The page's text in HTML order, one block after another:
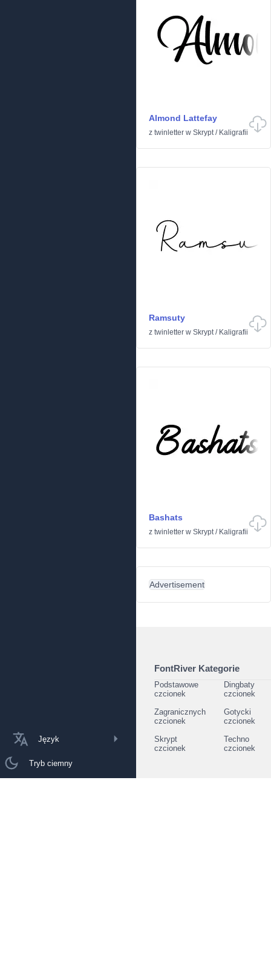
Język
Tryb ciemny
Almond Lattefay
z twinletter w Skrypt/ Kaligrafii
Ramsuty
z twinletter w Skrypt/ Kaligrafii
Bashats
z twinletter w Skrypt/ Kaligrafii
Advertisement
FontRiver Kategorie
Podstawowe
czcionek
Dingbaty
czcionek
Zagranicznych
czcionek
Gotycki
czcionek
Skrypt
czcionek
Techno
czcionek